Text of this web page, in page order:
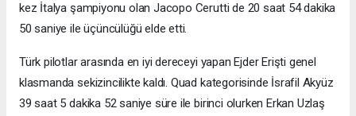
kez İtalya şampiyonu olan Jacopo Cerutti de 20 saat 54 dakika
50 saniye ile üçüncülüğü elde etti.
Türk pilotlar arasında en iyi dereceyi yapan Ejder Erişti genel
klasmanda sekizincilikte kaldı. Quad kategorisinde İsrafil Akyüz
39 saat 5 dakika 52 saniye süre ile birinci olurken Erkan Uzlaş